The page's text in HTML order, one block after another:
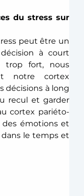
du stress sur
peut être un
à court
trop fort, nous
notre cortex
décisions à long
recul et garder
cortex pariéto-
émotions et
le temps et